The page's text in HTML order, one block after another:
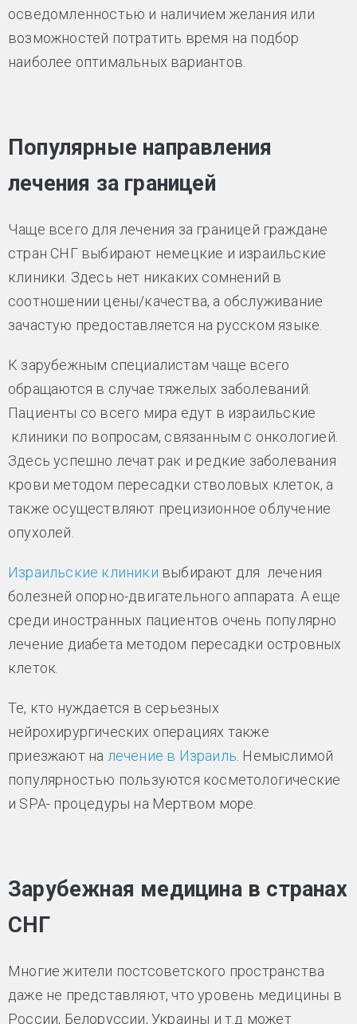
осведомленностью и наличием желания или
возможностей потратить время на подбор
наиболее оптимальных вариантов.
Популярные направления
лечения за границей
Чаще всего для лечения за границей граждане
стран СНГ выбирают немецкие и израильские
клиники. Здесь нет никаких сомнений в
соотношении цены/качества, а обслуживание
зачастую предоставляется на русском языке.
К зарубежным специалистам чаще всего
обращаются в случае тяжелых заболеваний.
Пациенты со всего мира едут в израильские
клиники по вопросам, связанным с онкологией.
Здесь успешно лечат рак и редкие заболевания
крови методом пересадки стволовых клеток, а
также осуществляют прецизионное облучение
опухолей.
Израильские клиники выбирают для лечения
болезней опорно-двигательного аппарата. А еще
среди иностранных пациентов очень популярно
лечение диабета методом пересадки островных
клеток.
Те, кто нуждается в серьезных
нейрохирургических операциях также
приезжают на лечение в Израиль . Немыслимой
популярностью пользуются косметологические
и SPA- процедуры на Мертвом море.
Зарубежная медицина в странах
СНГ
Многие жители постсоветского пространства
даже не представляют, что уровень медицины в
России, Белоруссии, Украины и т.д может